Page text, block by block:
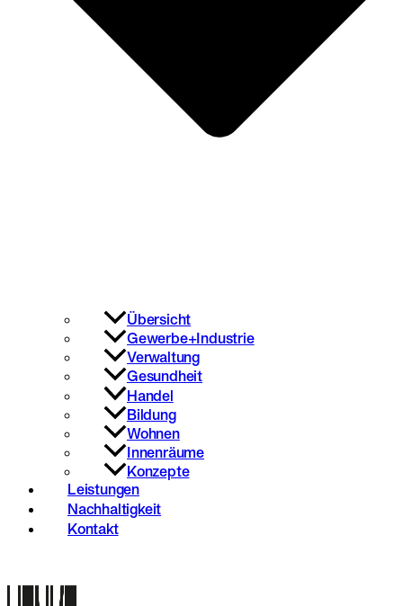
Übersicht
Gewerbe+Industrie
Verwaltung
Gesundheit
Handel
Bildung
Wohnen
Innenräume
Konzepte
Leistungen
Nachhaltigkeit
Kontakt